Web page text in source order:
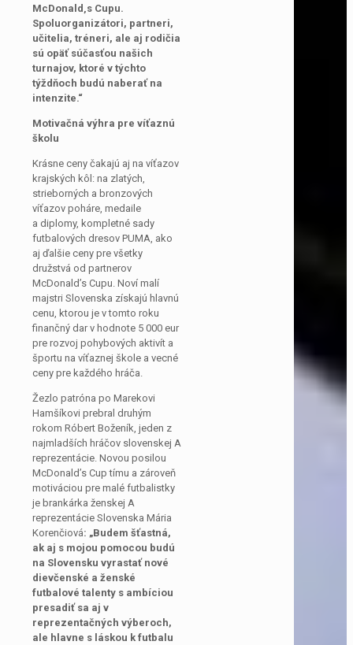
McDonald s Cupu.
Spoluorganizátori, partneri,
učitelia, tréneri, ale aj rodičia
sú opäť súčasťou našich
turnajov, ktoré v týchto
týždňoch budú naberať na
intenzite.“
Motivačná výhra pre víťaznú
školu
Krásne ceny čakajú aj na víťazov
krajských kôl: na zlatých,
strieborných a bronzových
víťazov poháre, medaile
a diplomy, kompletné sady
futbalových dresov PUMA, ako
aj ďalšie ceny pre všetky
družstvá od partnerov
McDonald’s Cupu. Noví malí
majstri Slovenska získajú hlavnú
cenu, ktorou je v tomto roku
finančný dar v hodnote 5 000 eur
pre rozvoj pohybových aktivít a
športu na víťaznej škole a vecné
ceny pre každého hráča.
Žezlo patróna po Marekovi
Hamšíkovi prebral druhým
rokom Róbert Boženík, jeden z
najmladších hráčov slovenskej A
reprezentácie. Novou posilou
McDonald’s Cup tímu a zároveň
motiváciou pre malé futbalistky
je brankárka ženskej A
reprezentácie Slovenska Mária
Korenčiová: „Budem šťastná,
ak aj s mojou pomocou budú
na Slovensku vyrastať nové
dievčenské a ženské
futbalové talenty s ambíciou
presadiť sa aj v
reprezentačných výberoch,
ale hlavne s láskou k futbalu